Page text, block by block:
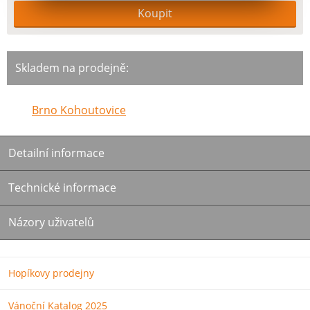
Skladem na prodejně:
Brno Kohoutovice
Detailní informace
Technické informace
Názory uživatelů
Hopíkovy prodejny
Vánoční Katalog 2025